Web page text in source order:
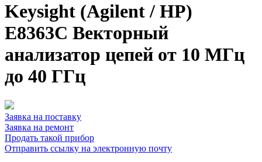
Keysight (Agilent / HP)
E8363C Векторный
анализатор цепей от 10 МГц
до 40 ГГц
Заявка на поставку
Заявка на ремонт
Продать такой прибор
Отправить ссылку на электронную почту